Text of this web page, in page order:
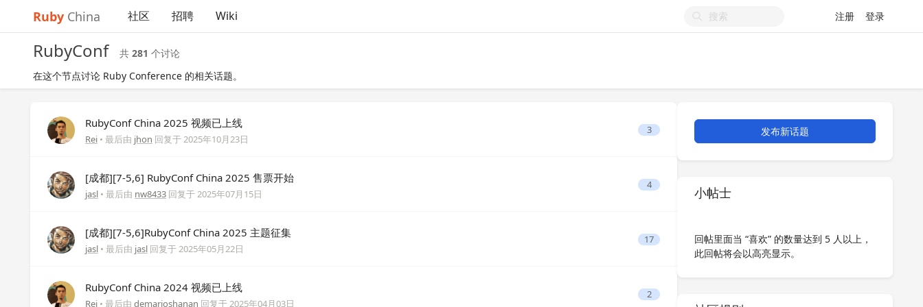
Ruby China 社区 招聘 Wiki 注册 登录
RubyConf 共 281 个讨论
在这个节点讨论 Ruby Conference 的相关话题。
RubyConf China 2025 视频已上线
Rei • 最后由 jhon 回复于2025年10月23日
3
[成都][7-5,6] RubyConf China 2025 售票开始
jasl • 最后由 nw8433 回复于2025年07月15日
4
[成都][7-5,6]RubyConf China 2025 主题征集
jasl • 最后由 jasl 回复于2025年05月22日
17
RubyConf China 2024 视频已上线
Rei • 最后由 demarioshanan 回复于2025年04月03日
2
发布新话题
小帖士
回帖里面当 “喜欢” 的数量达到 5 人以上，
此回帖将会以高亮显示。